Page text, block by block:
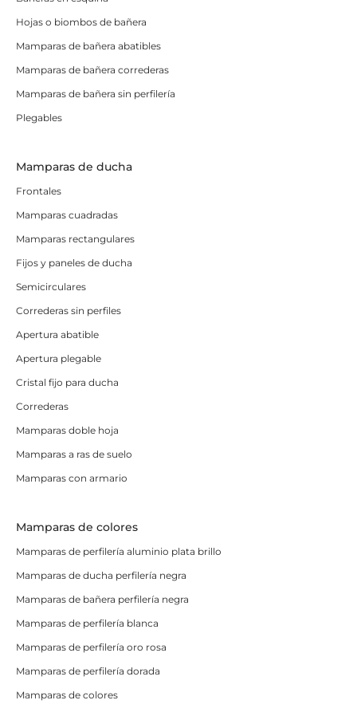
Hojas o biombos de bañera
Mamparas de bañera abatibles
Mamparas de bañera correderas
Mamparas de bañera sin perfilería
Plegables
Mamparas de ducha
Frontales
Mamparas cuadradas
Mamparas rectangulares
Fijos y paneles de ducha
Semicirculares
Correderas sin perfiles
Apertura abatible
Apertura plegable
Cristal fijo para ducha
Correderas
Mamparas doble hoja
Mamparas a ras de suelo
Mamparas con armario
Mamparas de colores
Mamparas de perfilería aluminio plata brillo
Mamparas de ducha perfilería negra
Mamparas de bañera perfilería negra
Mamparas de perfilería blanca
Mamparas de perfilería oro rosa
Mamparas de perfilería dorada
Mamparas de colores